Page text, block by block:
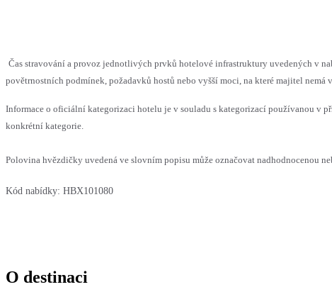
Čas stravování a provoz jednotlivých prvků hotelové infrastruktury uvedených v
povětrnostních podmínek, požadavků hostů nebo vyšší moci, na které majitel nemá
Informace o oficiální kategorizaci hotelu je v souladu s kategorizací používanou v
konkrétní kategorie.
Polovina hvězdičky uvedená ve slovním popisu může označovat nadhodnocenou
Kód nabídky: HBX101080
O destinaci